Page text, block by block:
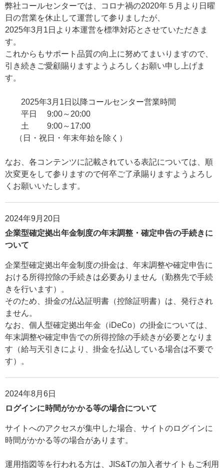
弊社コールセンターでは、コロナ禍の2020年５月より日曜
日の営業を休止して運営して参りましたが、
2025年3月1日より本運営を標準対応とさせていただきま
す。
これからもサポート品質の向上に努めてまいりますので、
引き続きご愛顧賜りますようよろしくお願い申し上げま
す。
2025年3月1日以降コールセンター営業時間
平日 9:00～20:00
土 9:00～17:00
（日・祝日・年末年始を除く）
なお、各コンテンツに記載されている表記については、順
次変更をして参りますので何卒ご了承賜りますようよろし
くお願いいたします。
2024年9月20日
企業型確定拠出年金制度の年末調整・確定申告の手続きに
ついて
企業型確定拠出年金制度の掛金は、年末調整や確定申告に
おける所得控除の手続きは必要ありません（勤務先で手続
きを行います）。
そのため、掛金の払込証明書（控除証明書）は、発行され
ません。
なお、個人型確定拠出年金（iDeCo）の掛金については、
年末調整や確定申告での所得控除の手続きが必要となりま
す（給与天引きにより、掛金を払込している場合は不要で
す）。
2024年8月6日
ログインに時間がかかる等の場合について
サイトへのアクセスが集中した場合、サイトのログインに
時間がかかる等の場合があります。
運用指図等を行われる方は、JIS&Tの加入者サイトもご利用